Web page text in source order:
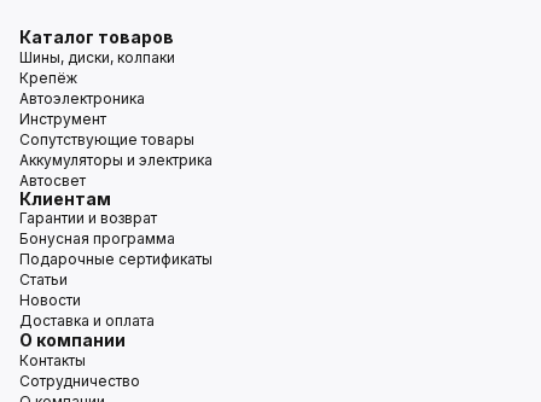
Каталог товаров
Шины, диски, колпаки
Крепёж
Автоэлектроника
Инструмент
Сопутствующие товары
Аккумуляторы и электрика
Автосвет
Клиентам
Гарантии и возврат
Бонусная программа
Подарочные сертификаты
Статьи
Новости
Доставка и оплата
О компании
Контакты
Сотрудничество